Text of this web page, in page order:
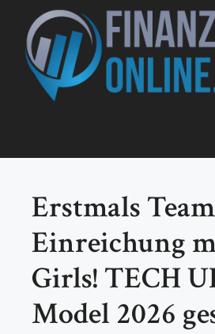
Inhalt
springen
Erstmals
Einreichung
Girls! TECH
Model 2026